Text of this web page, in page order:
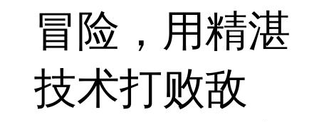
冒险，用精湛
技术打败敌